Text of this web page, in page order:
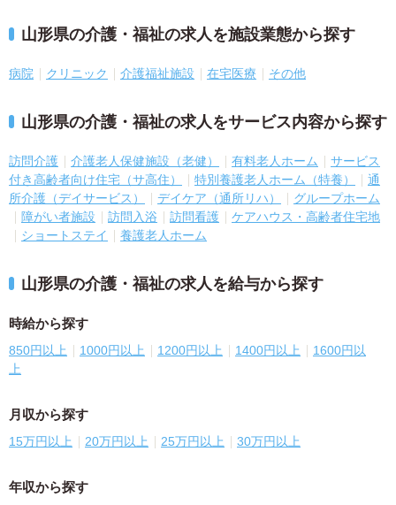
山形県の介護・福祉の求人を施設業態から探す
病院 クリニック 介護福祉施設 在宅医療 その他
山形県の介護・福祉の求人をサービス内容から探す
訪問介護 介護老人保健施設（老健） 有料老人ホーム
サービス
付き高齢者向け住宅（サ高住）
特別養護老人ホーム（特養）
通
所介護（デイサービス）
デイケア（通所リハ）
グループホーム
障がい者施設
訪問入浴 訪問看護
ケアハウス・高齢者住宅地
ショートステイ
養護老人ホーム
山形県の介護・福祉の求人を給与から探す
時給から探す
850円以上 1000円以上 1200円以上 1400円以上
1600円以
上
月収から探す
15万円以上 20万円以上 25万円以上 30万円以上
年収から探す